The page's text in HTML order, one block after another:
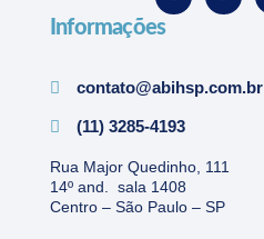
Informações
contato@abihsp.com.br
(11) 3285-4193
Rua Major Quedinho, 111
14º and. sala 1408
Centro – São Paulo – SP